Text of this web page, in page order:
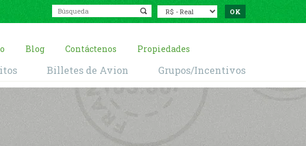
Blog Contáctenos Propiedades
Billetes de Avion Grupos/Incentivos